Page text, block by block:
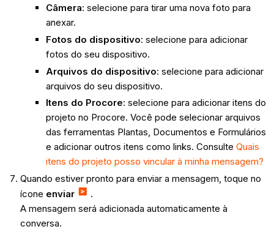
Câmera: selecione para tirar uma nova foto para
anexar.
Fotos do dispositivo: selecione para adicionar
fotos do seu dispositivo.
Arquivos do dispositivo: selecione para adicionar
arquivos do seu dispositivo.
Itens do Procore: selecione para adicionar itens do
projeto no Procore. Você pode selecionar arquivos
das ferramentas Plantas, Documentos e Formulários
e adicionar outros itens como links. Consulte Quais
itens do projeto posso vincular à minha mensagem?
Quando estiver pronto para enviar a mensagem, toque no
ícone enviar
.
A mensagem será adicionada automaticamente à
conversa.